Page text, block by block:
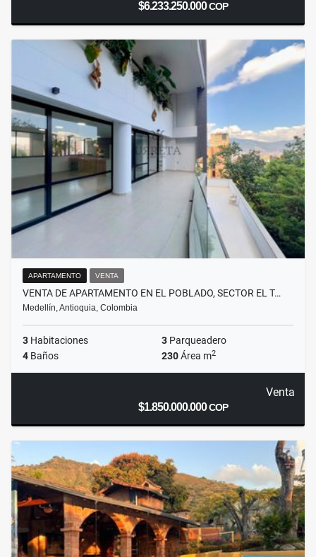
$6.233.250.000COP
APARTAMENTO VENTA
VENTA DE APARTAMENTO EN EL POBLADO, SECTOR EL T…
Medellín, Antioquia, Colombia
3 Habitaciones 3 Parqueadero
4 Baños 230Área m2
Venta
$1.850.000.000COP